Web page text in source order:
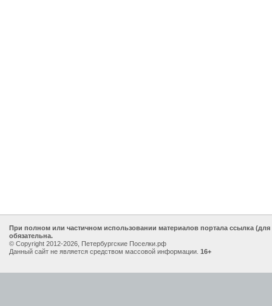
При полном или частичном использовании материалов портала ссылка
обязательна.
© Copyright 2012-2026, Петербургские Поселки.рф
Данный сайт не является средством массовой информации. 16+